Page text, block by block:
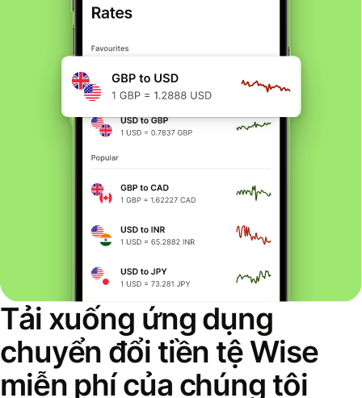
Tải xuống ứng dụng
chuyển đổi tiền tệ Wise
miễn phí của chúng tôi